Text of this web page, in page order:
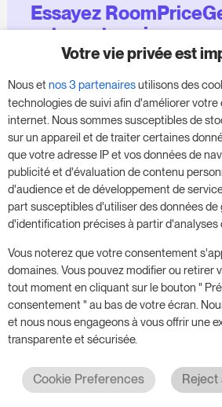
Essayez
votre entreprise
donnez un coup de fouet à
sans aucune obligation.
Réservez une réunion pour
essai gratuit de 14 jours.
Prenez rendez-vous
Votre vie privée est
Nous et nos 3 partenairesutilisons des
technologies de suivi afin d'améliorer
internet. Nous sommes susceptibles de
sur un appareil et de traiter certaines
que votre adresse IP et vos données de
publicité et d'évaluation de contenu
d'audience et de développement de
part susceptibles d'utiliser des données
d'identification précises à partir d'analyses
Vous noterez que votre consentement
domaines. Vous pouvez modifier ou retirer
tout moment en cliquant sur le bouton "
consentement " au bas de votre écran.
et nous nous engageons à vous offrir une
transparente et sécurisée.
Cookie Preferences Reject